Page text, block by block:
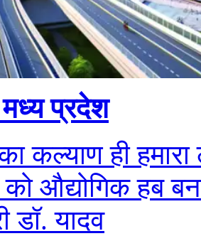
प्रदेश
कल्याण ही
को औद्योगिक हब
डॉ. यादव